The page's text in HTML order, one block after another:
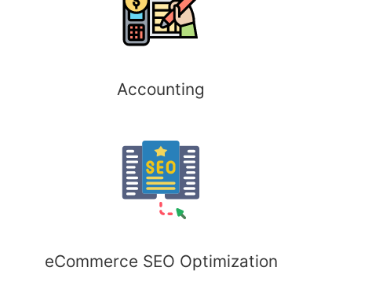
Accounting
eCommerce SEO Optimization